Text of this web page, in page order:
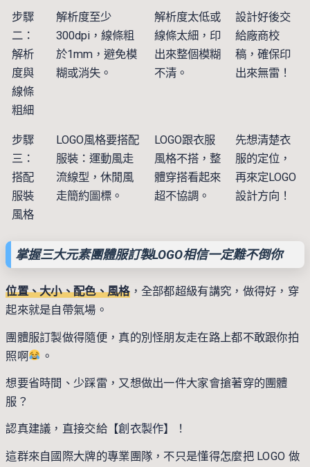
步驟
二：
解析
度與
線條
粗細
解析度至少
300dpi，線條粗
於1mm，避免模
糊或消失。
解析度太低或
線條太細，印
出來整個模糊
不清。
設計好後交
給廠商校
稿，確保印
出來無雷！
步驟
三：
搭配
服裝
風格
LOGO風格要搭配
服裝：運動風走
流線型，休閒風
走簡約圖標。
LOGO跟衣服
風格不搭，整
體穿搭看起來
超不協調。
先想清楚衣
服的定位，
再來定LOGO
設計方向！
掌握三大元素團體服訂製LOGO相信一定難不倒你
位置、大小、配色、風格，全部都超級有講究，做得好，穿
起來就是自帶氣場。
團體服訂製做得隨便，真的別怪朋友走在路上都不敢跟你拍
照啊
。
想要省時間、少踩雷，又想做出一件大家會搶著穿的團體
服？
認真建議，直接交給【創衣製作】！
這群來自國際大牌的專業團隊，不只是懂得怎麼把 LOGO 做